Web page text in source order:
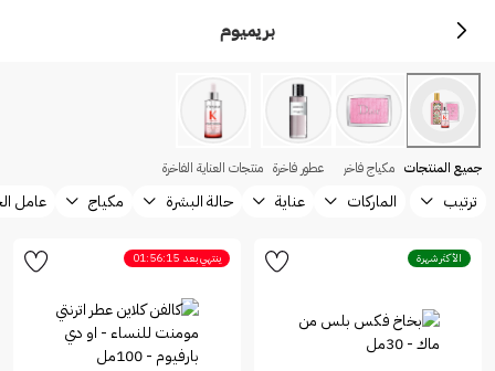
بريميوم
جميع المنتجات مكياج فاخر عطور فاخرة منتجات العناية الفاخرة
ترتيب الماركات عناية حالة البشرة مكياج عامل
الأكثر شهرة ينتهي بعد 01:56:15